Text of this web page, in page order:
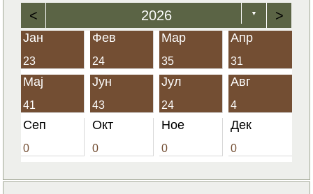
< 2026 ▼ >
Јан
23
Фев
24
Мар
35
Апр
31
Мај
41
Јун
43
Јул
24
Авг
4
Сеп
0
Окт
0
Ное
0
Дек
0